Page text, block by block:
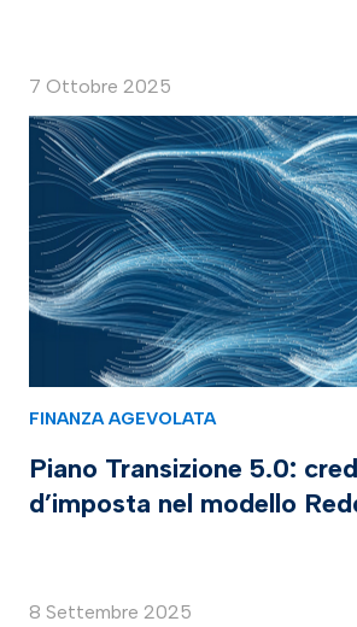
7 Ottobre 2025
FINANZA AGEVOLATA
Piano Transizione 5.0:
d’imposta nel modello
8 Settembre 2025